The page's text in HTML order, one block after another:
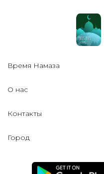
Время Намаза
О нас
Контакты
Город